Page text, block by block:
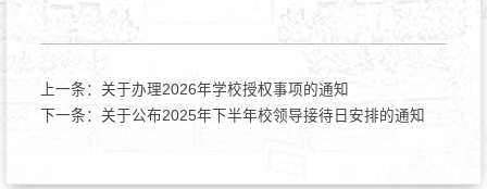
上一条： 关于办理2026年学校授权事项的通知
下一条： 关于公布2025年下半年校领导接待日安排的通知